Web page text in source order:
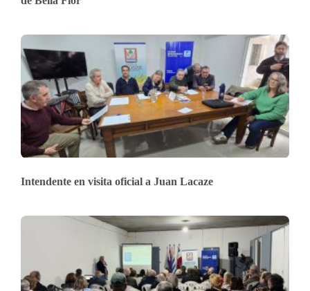
Intendente en visita oficial a Juan Lacaze